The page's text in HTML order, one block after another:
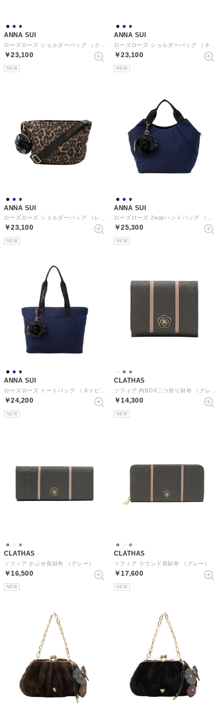
ANNA SUI
￥23,100
NEW
ANNA SUI
￥23,100
NEW
ANNA SUI
￥23,100
NEW
ANNA SUI
￥25,300
NEW
ANNA SUI
￥24,200
NEW
CLATHAS
￥14,300
NEW
CLATHAS
ソフィア かぶせ長財布 （グレー）
￥16,500
NEW
CLATHAS
ソフィア ラウンド長財布 （グレー）
￥17,600
NEW